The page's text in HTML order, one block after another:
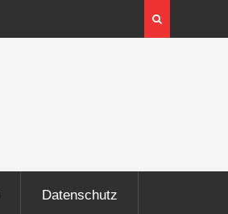
InnoTrans 2026 zeigt Technologien
Elektrifizierung der Schiene
Datenschutz